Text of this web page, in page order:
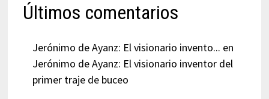
Últimos comentarios
Jerónimo de Ayanz: El visionario invento... en
Jerónimo de Ayanz: El visionario inventor del
primer traje de buceo